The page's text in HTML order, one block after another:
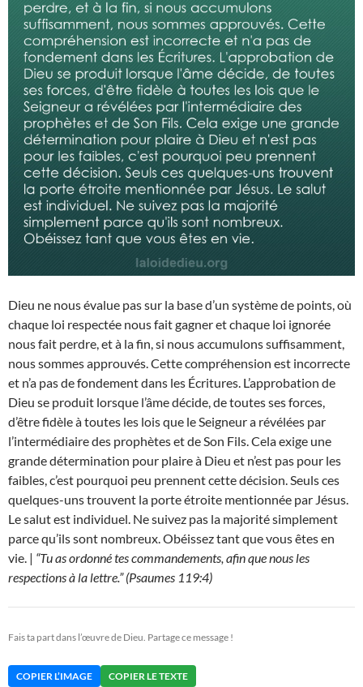
Dieu ne nous évalue pas sur la base d’un système de points, où
chaque loi respectée nous fait gagner et chaque loi ignorée
nous fait perdre, et à la fin, si nous accumulons suffisamment,
nous sommes approuvés. Cette compréhension est incorrecte
et n’a pas de fondement dans les Écritures. L’approbation de
Dieu se produit lorsque l’âme décide, de toutes ses forces,
d’être fidèle à toutes les lois que le Seigneur a révélées par
l’intermédiaire des prophètes et de Son Fils. Cela exige une
grande détermination pour plaire à Dieu et n’est pas pour les
faibles, c’est pourquoi peu prennent cette décision. Seuls ces
quelques-uns trouvent la porte étroite mentionnée par Jésus.
Le salut est individuel. Ne suivez pas la majorité simplement
parce qu’ils sont nombreux. Obéissez tant que vous êtes en
vie. | “Tu as ordonné tes commandements, afin que nous les
respections à la lettre.” (Psaumes 119:4)
Fais ta part dans l’œuvre de Dieu. Partage ce message !
COPIER L’IMAGE COPIER LE TEXTE